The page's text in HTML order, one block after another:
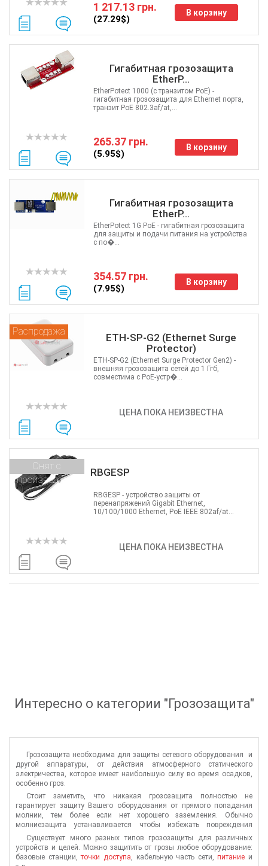
1 217.13 грн.
(27.29$)
В корзину
Гигабитная грозозащита
EtherP...
265.37 грн.
(5.95$)
В корзину
EtherPotect 1000 (с транзитом PoE) -
гигабитная грозозащита для Ethernet порта,
транзит PoE 802.3af/at,...
Гигабитная грозозащита
EtherP...
354.57 грн.
(7.95$)
В корзину
EtherPotect 1G PoE - гигабитная грозозащита
для защиты и подачи питания на устройства
с по�...
ETH-SP-G2 (Ethernet Surge
Protector)
Распродажа
ЦЕНА ПОКА НЕИЗВЕСТНА
ETH-SP‑G2 (Ethernet Surge Protector Gen2) -
внешняя грозозащита сетей до 1 Ггб,
совместима с РоЕ-устр�...
RBGESP
Снят с
производства
ЦЕНА ПОКА НЕИЗВЕСТНА
RBGESP - устройство защиты от
перенапряжений Gigabit Ethernet,
10/100/1000 Ethernet, PoE IEEE 802af/at...
Интересно о категории " Грозозащита"
Грозозащита необходима для защиты сетевого оборудования и
другой аппаратуры, от действия атмосферного статического
электричества, которое имеет наибольшую силу во время осадков,
особенно гроз.
Стоит заметить, что никакая грозозащита полностью не
гарантирует защиту Вашего оборудования от прямого попадания
молнии, тем более если нет хорошего заземления. Обычно
молниезащита устанавливается чтобы избежать повреждения
оборудования при скачках напряжения. Во время грозы, когда
разряд попадет близко от вашего оборудования или прямо в него,
на нем собирается электромагнитное поле, которое может привести к
скачкам напряжения в десятки тысяч вольт. В таких случаях
Существует много разных типов грозозащиты для различных
устройств и целей. Можно защитить от грозы любое оборудование:
базовые станции,точки доступа , кабельную часть сети,питание и